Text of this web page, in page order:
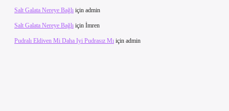
Salt Galata Nereye Bağlı için admin
Salt Galata Nereye Bağlı için İmren
Pudralı Eldiven Mi Daha Iyi Pudrasız Mı için admin